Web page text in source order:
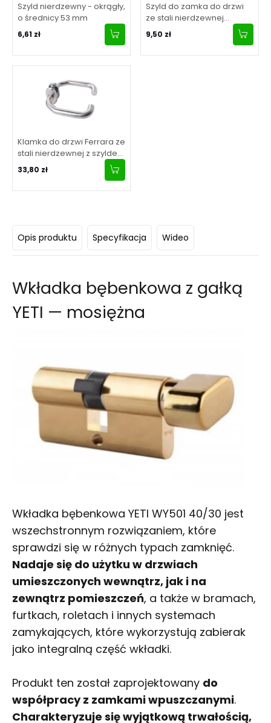
Szyld nierdzewny - okrągły,
o średnicy 53 mm
6,61 zł
Szyld do zamka do drzwi
ze stali nierdzewnej
owalny
9,50 zł
Klamka do drzwi Ferrara ze
stali nierdzewnej z szyldem
owalnym
33,80 zł
Opis produktu Specyfikacja Wideo
Wkładka bębenkowa z gałką
YETI — mosiężna
Wkładka bębenkowa YETI WY501 40/30 jest
wszechstronnym rozwiązaniem, które
sprawdzi się w różnych typach zamknięć.
Nadaje się do użytku w drzwiach
umieszczonych wewnątrz, jak i na
zewnątrz pomieszczeń, a także w bramach,
furtkach, roletach i innych systemach
zamykających, które wykorzystują zabierak
jako integralną część wkładki.
Produkt ten został zaprojektowany do
współpracy z zamkami wpuszczanymi.
Charakteryzuje się wyjątkową trwałością,